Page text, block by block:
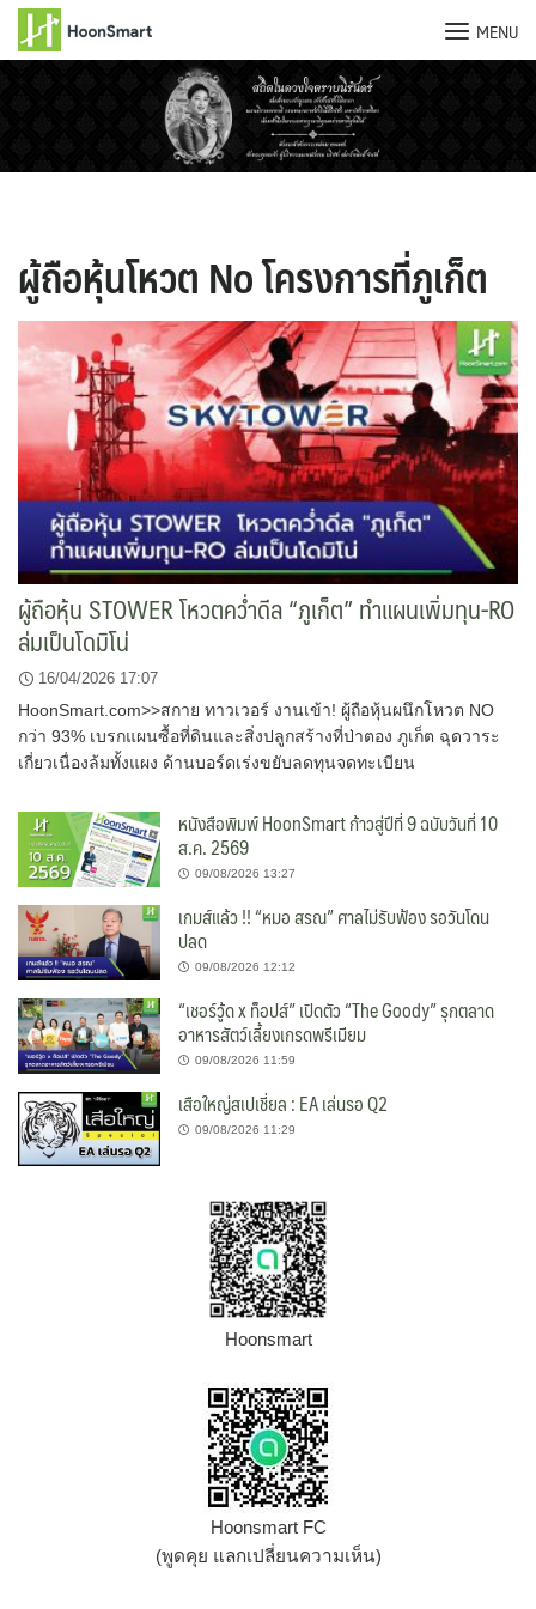
MENU
ผู้ถือหุ้นโหวต No โครงการที่ภูเก็ต
ผู้ถือหุ้น STOWER โหวตคว่ำดีล “ภูเก็ต” ทำแผนเพิ่มทุน-RO
ล่มเป็นโดมิโน่
16/04/2026 17:07
HoonSmart.com>>สกาย ทาวเวอร์ งานเข้า! ผู้ถือหุ้นผนึกโหวต NO
กว่า 93% เบรกแผนซื้อที่ดินและสิ่งปลูกสร้างที่ป่าตอง ภูเก็ต ฉุดวาระ
เกี่ยวเนื่องล้มทั้งแผง ด้านบอร์ดเร่งขยับลดทุนจดทะเบียน
หนังสือพิมพ์ HoonSmart ก้าวสู่ปีที่ 9 ฉบับวันที่ 10
ส.ค. 2569
09/08/2026 13:27
เกมส์แล้ว !! “หมอ สรณ” ศาลไม่รับฟ้อง รอวันโดน
ปลด
09/08/2026 12:12
“เชอร์วู้ด x ท็อปส์” เปิดตัว “The Goody” รุกตลาด
อาหารสัตว์เลี้ยงเกรดพรีเมียม
09/08/2026 11:59
เสือใหญ่สเปเชี่ยล : EA เล่นรอ Q2
09/08/2026 11:29
Hoonsmart
Hoonsmart FC
(พูดคุย แลกเปลี่ยนความเห็น)